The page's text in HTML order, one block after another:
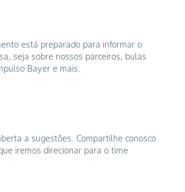
está preparado para informar o
seja sobre nossos parceiros, bulas
Bayer e mais.
a sugestões. Compartilhe conosco
iremos direcionar para o time